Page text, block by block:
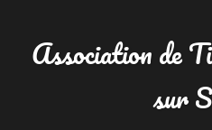
Association de
sur